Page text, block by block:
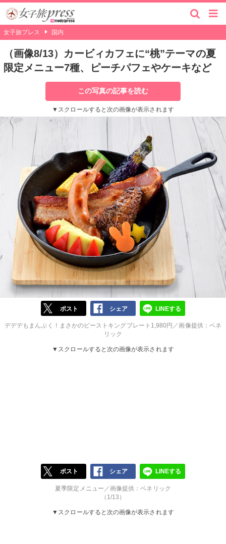
女子旅プレス 国内
（画像8/13）カービィカフェに“桃”テーマの夏
限定メニュー7種、ピーチパフェやケーキなど
この写真の記事を読む
▼スクロールすると次の画像が表示されます
ポスト シェア LINEする
デデデもまんぷく！まさかのビーストキングプレート1,980円／画像提供：ベネ
リック
▼スクロールすると次の画像が表示されます
ポスト シェア LINEする
夏季限定メニュー／画像提供：ベネリック
（1/13）
▼スクロールすると次の画像が表示されます